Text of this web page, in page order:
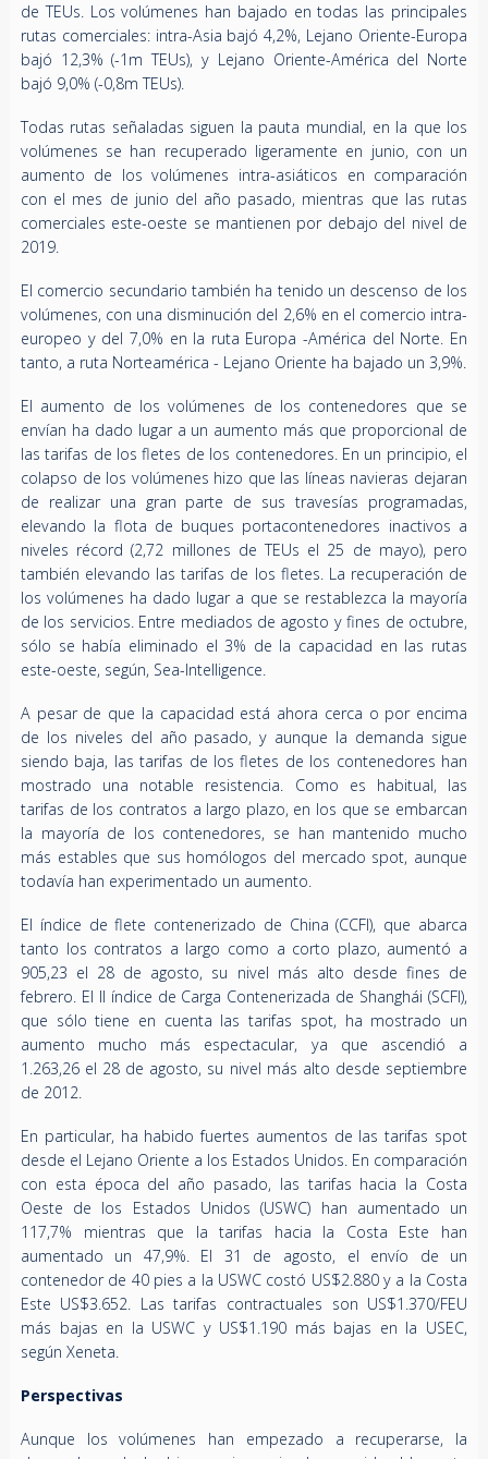
de TEUs. Los volúmenes han bajado en todas las principales
rutas comerciales: intra-Asia bajó 4,2%, Lejano Oriente-Europa
bajó 12,3% (-1m TEUs), y Lejano Oriente-América del Norte
bajó 9,0% (-0,8m TEUs).
Todas rutas señaladas siguen la pauta mundial, en la que los
volúmenes se han recuperado ligeramente en junio, con un
aumento de los volúmenes intra-asiáticos en comparación
con el mes de junio del año pasado, mientras que las rutas
comerciales este-oeste se mantienen por debajo del nivel de
2019.
El comercio secundario también ha tenido un descenso de los
volúmenes, con una disminución del 2,6% en el comercio intra-
europeo y del 7,0% en la ruta Europa -América del Norte. En
tanto, a ruta Norteamérica - Lejano Oriente ha bajado un 3,9%.
El aumento de los volúmenes de los contenedores que se
envían ha dado lugar a un aumento más que proporcional de
las tarifas de los fletes de los contenedores. En un principio, el
colapso de los volúmenes hizo que las líneas navieras dejaran
de realizar una gran parte de sus travesías programadas,
elevando la flota de buques portacontenedores inactivos a
niveles récord (2,72 millones de TEUs el 25 de mayo), pero
también elevando las tarifas de los fletes. La recuperación de
los volúmenes ha dado lugar a que se restablezca la mayoría
de los servicios. Entre mediados de agosto y fines de octubre,
sólo se había eliminado el 3% de la capacidad en las rutas
este-oeste, según, Sea-Intelligence.
A pesar de que la capacidad está ahora cerca o por encima
de los niveles del año pasado, y aunque la demanda sigue
siendo baja, las tarifas de los fletes de los contenedores han
mostrado una notable resistencia. Como es habitual, las
tarifas de los contratos a largo plazo, en los que se embarcan
la mayoría de los contenedores, se han mantenido mucho
más estables que sus homólogos del mercado spot, aunque
todavía han experimentado un aumento.
El índice de flete contenerizado de China (CCFI), que abarca
tanto los contratos a largo como a corto plazo, aumentó a
905,23 el 28 de agosto, su nivel más alto desde fines de
febrero. El Il índice de Carga Contenerizada de Shanghái (SCFI),
que sólo tiene en cuenta las tarifas spot, ha mostrado un
aumento mucho más espectacular, ya que ascendió a
1.263,26 el 28 de agosto, su nivel más alto desde septiembre
de 2012.
En particular, ha habido fuertes aumentos de las tarifas spot
desde el Lejano Oriente a los Estados Unidos. En comparación
con esta época del año pasado, las tarifas hacia la Costa
Oeste de los Estados Unidos (USWC) han aumentado un
117,7% mientras que la tarifas hacia la Costa Este han
aumentado un 47,9%. El 31 de agosto, el envío de un
contenedor de 40 pies a la USWC costó US$2.880 y a la Costa
Este US$3.652. Las tarifas contractuales son US$1.370/FEU
más bajas en la USWC y US$1.190 más bajas en la USEC,
según Xeneta.
Perspectivas
Aunque los volúmenes han empezado a recuperarse, la